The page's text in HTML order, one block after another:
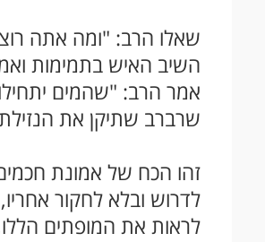
שאלו הרב: "ומה אתה
השיב האיש בתמימות
אמר הרב: "שהמים
שרברב שתיקן את
זהו הכח של אמונת
לדרוש ובלא לחקור
לראות את המופתים